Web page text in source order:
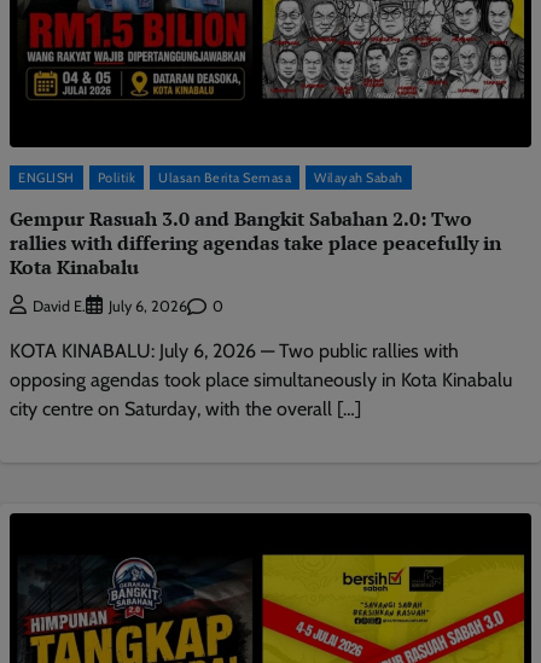
ENGLISH Politik Ulasan Berita Semasa Wilayah Sabah
Gempur Rasuah 3.0 and Bangkit Sabahan 2.0: Two
rallies with differing agendas take place peacefully in
Kota Kinabalu
David E. July 6, 2026 0
KOTA KINABALU: July 6, 2026 — Two public rallies with
opposing agendas took place simultaneously in Kota Kinabalu
city centre on Saturday, with the overall […]